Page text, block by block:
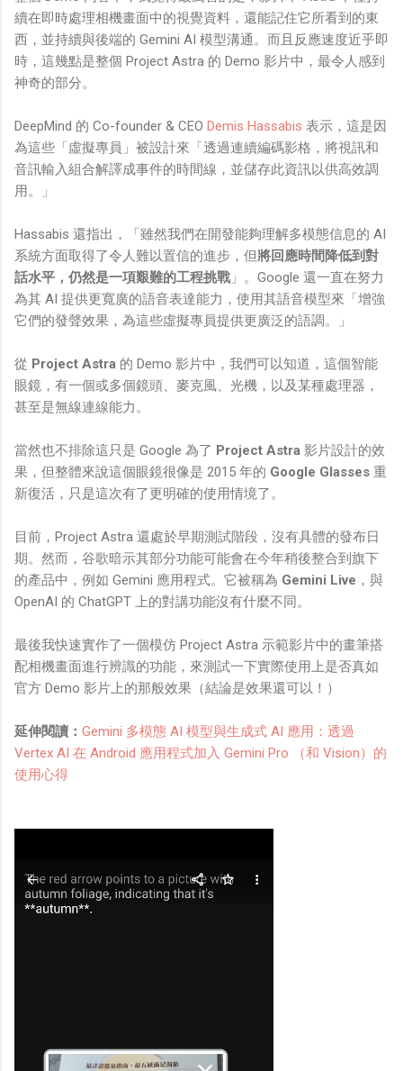
續在即時處理相機畫面中的視覺資料 ，還能記住它所看到的東
西，並持續與後端的 Gemini AI 模型溝通 。而且 反應速度近乎即
時 ，這幾點是整個 Project Astra 的 Demo 影片中，最令人感到
神奇的部分。
DeepMind 的 Co-founder & CEO Demis Hassabis 表示，這是因
為這些「虛擬專員」被設計來「透過連續編碼影格，將視訊和
音訊輸入組合解譯成事件的時間線，並儲存此資訊以供高效調
用。」
Hassabis 還指出，「雖然我們在開發能夠理解多模態信息的 AI
系統方面取得了令人難以置信的進步，但將回應時間降低到對
話水平，仍然是一項艱難的工程挑戰 」。Google 還一直在努力
為其 AI 提供更寬廣的語音表達能力，使用其語音模型來「增強
它們的發聲效果，為這些虛擬專員提供更廣泛的語調。」
從 Project Astra 的 Demo 影片中，我們可以知道，這個智能
眼鏡，有一個或多個鏡頭、麥克風、光機，以及某種處理器，
甚至是無線連線能力。
當然也不排除這只是 Google 為了 Project Astra 影片設計的效
果，但整體來說這個眼鏡很像是 2015 年的 Google Glasses 重
新復活，只是這次有了更明確的使用情境了。
目前，Project Astra 還處於早期測試階段，沒有具體的發布日
期。然而，谷歌暗示其部分功能可能會在今年稍後整合到旗下
的產品中，例如 Gemini 應用程式。它被稱為 Gemini Live ，與
OpenAI 的 ChatGPT 上的對講功能沒有什麼不同。
最後我快速實作了一個模仿 Project Astra 示範影片中的畫筆搭
配相機畫面進行辨識的功能，來測試一下實際使用上是否真如
官方 Demo 影片上的那般效果（結論是效果還可以！）
延伸閱讀： Gemini 多模態 AI 模型與生成式 AI 應用：透過
Vertex AI 在 Android 應用程式加入 Gemini Pro （和 Vision）的
使用心得